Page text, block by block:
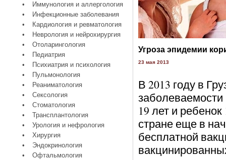
•
Иммунология и аллергология
•
Инфекционные заболевания
•
Кардиология и ревматология
•
Неврология и нейрохирургия
•
Отоларингология
•
Педиатрия
•
Психиатрия и психология
•
Пульмонология
•
Реаниматология
•
Сексология
•
Стоматология
•
Трансплантология
•
Урология и нефрология
•
Хирургия
•
Эндокринология
•
Офтальмология
Угроза эпидемии
23 мая 2013
В 2013 году в
19 лет и
стране еще в
бесплатной